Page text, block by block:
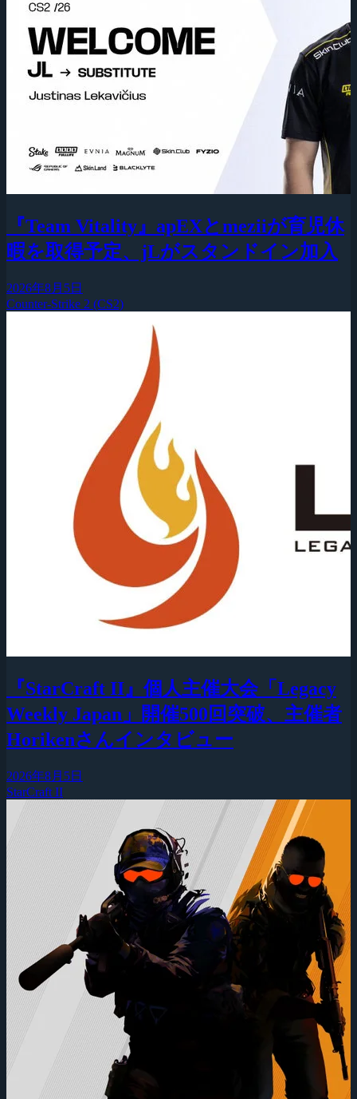
『Team Vitality』apEXとmeziiが育児休
暇を取得予定、jLがスタンドイン加入
2026年8月5日
Counter-Strike 2 (CS2)
『StarCraft II』個人主催大会「Legacy
Weekly Japan」開催500回突破、主催者
Horikenさんインタビュー
2026年8月5日
StarCraft II